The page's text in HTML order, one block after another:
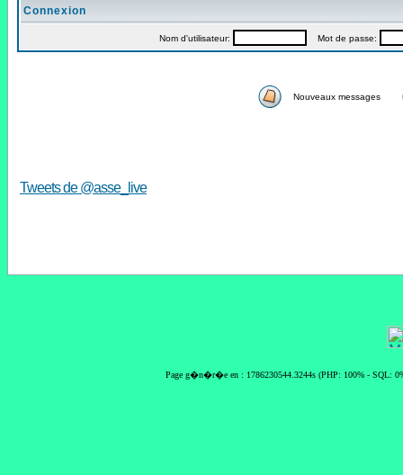
Connexion
Nom d'utilisateur: Mot de passe:
Nouveaux messages
Tweets de @asse_live
Page g�n�r�e en : 1786230544.3244s (PHP: 100% - SQL: